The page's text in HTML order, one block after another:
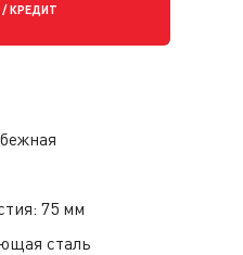
/ КРЕДИТ
75 мм
сталь